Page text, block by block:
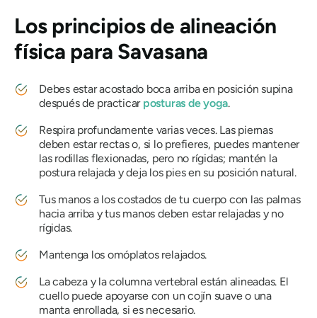
Los principios de alineación
física para Savasana
Debes estar acostado boca arriba en posición supina
después de practicar posturas de yoga.
Respira profundamente varias veces. Las piernas
deben estar rectas o, si lo prefieres, puedes mantener
las rodillas flexionadas, pero no rígidas; mantén la
postura relajada y deja los pies en su posición natural.
Tus manos a los costados de tu cuerpo con las palmas
hacia arriba y tus manos deben estar relajadas y no
rígidas.
Mantenga los omóplatos relajados.
La cabeza y la columna vertebral están alineadas. El
cuello puede apoyarse con un cojín suave o una
manta enrollada, si es necesario.